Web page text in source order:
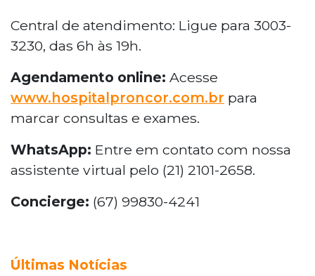
Central de atendimento: Ligue para 3003-
3230, das 6h às 19h.
Agendamento online: Acesse
www.hospitalproncor.com.br para
marcar consultas e exames.
WhatsApp: Entre em contato com nossa
assistente virtual pelo (21) 2101-2658.
Concierge: (67) 99830-4241
Últimas Notícias